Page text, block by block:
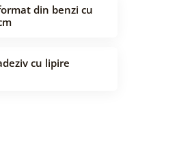
din benzi cu
cu lipire